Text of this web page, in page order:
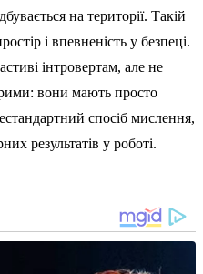
на території. Такій
і впевненість у безпеці.
інтровертам, але не
вони мають просто
спосіб мислення,
результатів у роботі.